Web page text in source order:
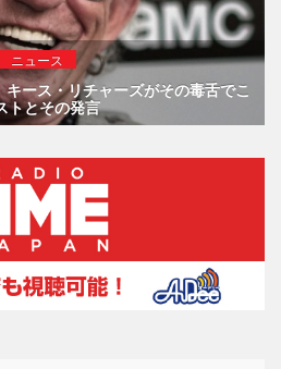
ニュース
ース・リチャーズがその毒舌でこ
トとその発言